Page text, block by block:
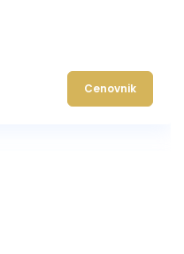
Cenovnik